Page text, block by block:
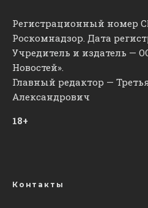
Регистрационный номер
Роскомнадзор. Дата
Учредитель и издатель —
Новостей».
Главный редактор —
Александрович
18+
Контакты